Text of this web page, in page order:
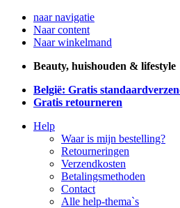
naar navigatie
Naar content
Naar winkelmand
Beauty, huishouden & lifestyle
België: Gratis
Gratis retourneren
Help
Waar is mijn bestelling?
Retourneringen
Verzendkosten
Betalingsmethoden
Contact
Alle help-thema`s